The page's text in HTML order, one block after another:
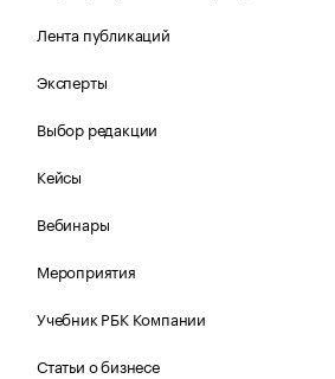
Лента публикаций
Эксперты
Выбор редакции
Кейсы
Вебинары
Мероприятия
Учебник РБК Компании
Статьи о бизнесе